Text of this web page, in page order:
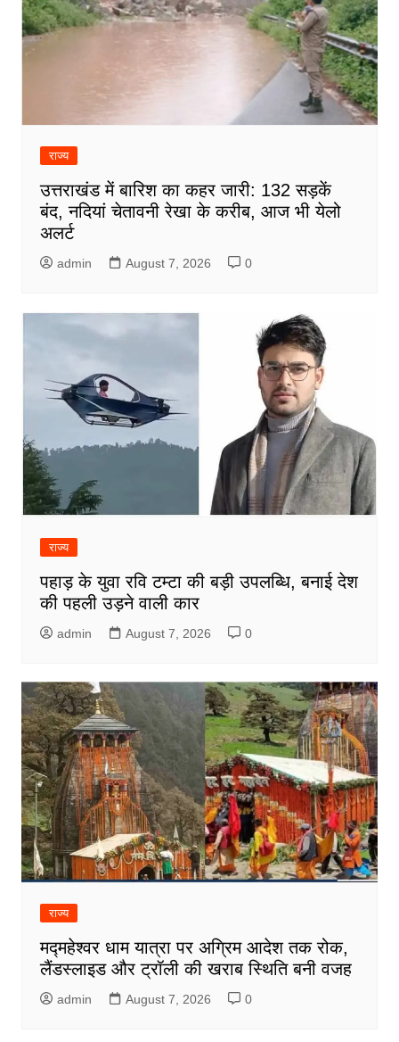
राज्य
उत्तराखंड में बारिश का कहर जारी: 132 सड़कें
बंद, नदियां चेतावनी रेखा के करीब, आज भी येलो
अलर्ट
admin August 7, 2026 0
राज्य
पहाड़ के युवा रवि टम्टा की बड़ी उपलब्धि, बनाई देश
की पहली उड़ने वाली कार
admin August 7, 2026 0
राज्य
मद्महेश्वर धाम यात्रा पर अग्रिम आदेश तक रोक,
लैंडस्लाइड और ट्रॉली की खराब स्थिति बनी वजह
admin August 7, 2026 0